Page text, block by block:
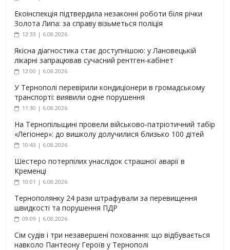
Екоінспекція підтвердила незаконні роботи біля річки
Золота Липа: за справу візьметься поліція
12:33 | 6.08.2026
Якісна діагностика стає доступнішою: у Лановецькій
лікарні запрацював сучасний рентген-кабінет
12:00 | 6.08.2026
У Тернополі перевірили кондиціонери в громадському
транспорті: виявили одне порушення
11:30 | 6.08.2026
На Тернопільщині провели військово-патріотичний табір
«Легіонер»: до вишколу долучилися близько 100 дітей
10:43 | 6.08.2026
Шестеро потерпілих унаслідок страшної аварії в
Кременці
10:01 | 6.08.2026
Тернополянку 24 рази штрафували за перевищення
швидкості та порушення ПДР
09:09 | 6.08.2026
Сім судів і три незавершені поховання: що відбувається
навколо Пантеону Героїв у Тернополі